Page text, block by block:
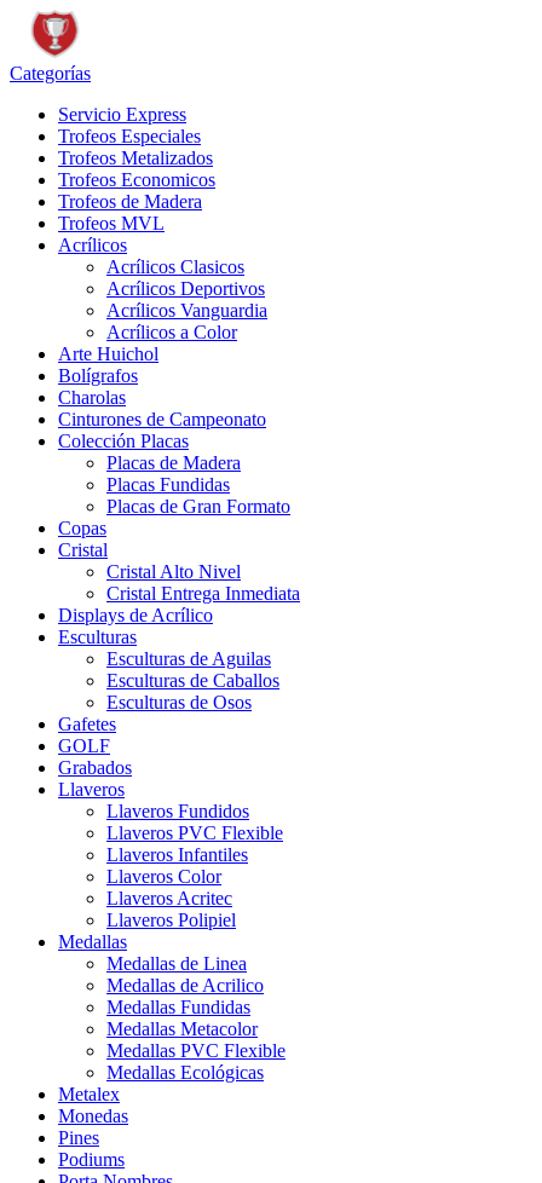
Categorías
Servicio Express
Trofeos Especiales
Trofeos Metalizados
Trofeos Economicos
Trofeos de Madera
Trofeos MVL
Acrílicos
Acrílicos Clasicos
Acrílicos Deportivos
Acrílicos Vanguardia
Acrílicos a Color
Arte Huichol
Bolígrafos
Charolas
Cinturones de Campeonato
Colección Placas
Placas de Madera
Placas Fundidas
Placas de Gran Formato
Copas
Cristal
Cristal Alto Nivel
Cristal Entrega Inmediata
Displays de Acrílico
Esculturas
Esculturas de Aguilas
Esculturas de Caballos
Esculturas de Osos
Gafetes
GOLF
Grabados
Llaveros
Llaveros Fundidos
Llaveros PVC Flexible
Llaveros Infantiles
Llaveros Color
Llaveros Acritec
Llaveros Polipiel
Medallas
Medallas de Linea
Medallas de Acrilico
Medallas Fundidas
Medallas Metacolor
Medallas PVC Flexible
Medallas Ecológicas
Metalex
Monedas
Pines
Podiums